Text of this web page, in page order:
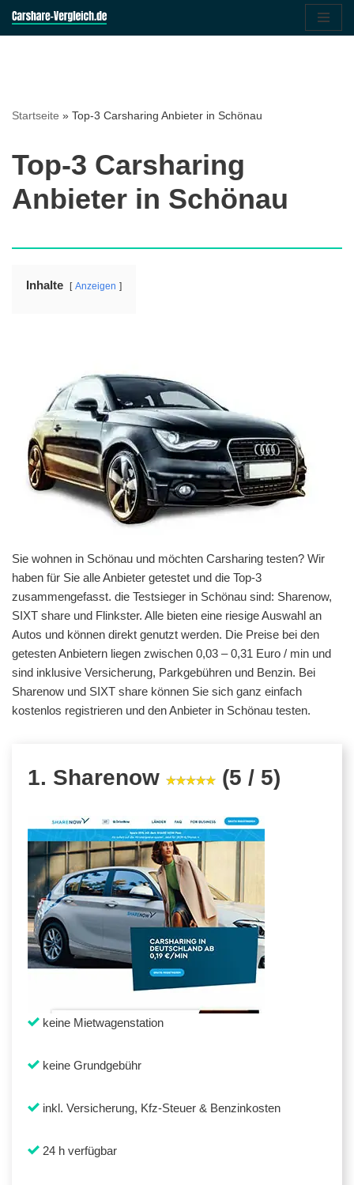
Startseite » Top-3 Carsharing Anbieter in Schönau
Top-3 Carsharing
Anbieter in Schönau
Inhalte Anzeigen
Sie wohnen in Schönau und möchten Carsharing testen? Wir
haben für Sie alle Anbieter getestet und die Top-3
zusammengefasst. die Testsieger in Schönau sind: Sharenow,
SIXT share und Flinkster. Alle bieten eine riesige Auswahl an
Autos und können direkt genutzt werden. Die Preise bei den
getesten Anbietern liegen zwischen 0,03 – 0,31 Euro / min und
sind inklusive Versicherung, Parkgebühren und Benzin. Bei
Sharenow und SIXT share können Sie sich ganz einfach
kostenlos registrieren und den Anbieter in Schönau testen.
1. Sharenow (5 / 5)
keine Mietwagenstation
keine Grundgebühr
inkl. Versicherung, Kfz-Steuer & Benzinkosten
24 h verfügbar